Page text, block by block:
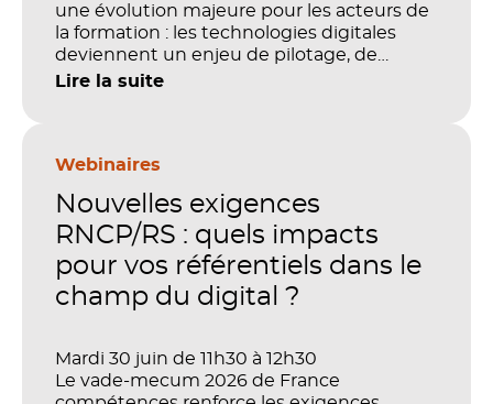
une évolution majeure pour les acteurs de
la formation : les technologies digitales
deviennent un enjeu de pilotage, de
performance et de preuve de valeur. IA,
stratégique. Mais comment démontrer
investissements sur les compétences, la
productivité et la performance des
Lire la suite
Webinaires
Nouvelles exigences
RNCP/RS : quels impacts
pour vos référentiels dans le
champ du digital ?
Mardi 30 juin de 11h30 à 12h30
Le vade-mecum 2026 de France